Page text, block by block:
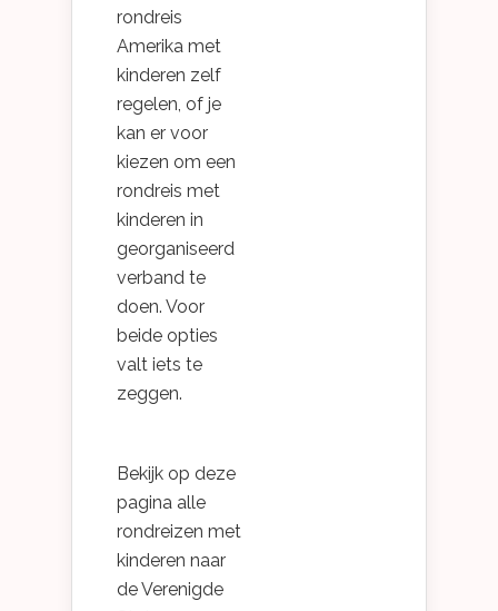
rondreis
Amerika met
kinderen zelf
regelen, of je
kan er voor
kiezen om een
rondreis met
kinderen in
georganiseerd
verband te
doen. Voor
beide opties
valt iets te
zeggen.
Bekijk op deze
pagina alle
rondreizen met
kinderen naar
de Verenigde